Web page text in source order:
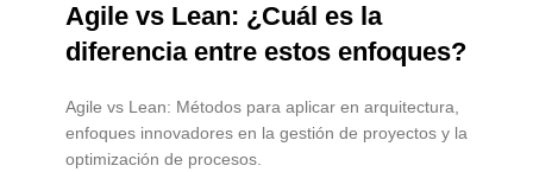
Agile vs Lean: ¿Cuál es la
diferencia entre estos enfoques?
Agile vs Lean: Métodos para aplicar en arquitectura,
enfoques innovadores en la gestión de proyectos y la
optimización de procesos.